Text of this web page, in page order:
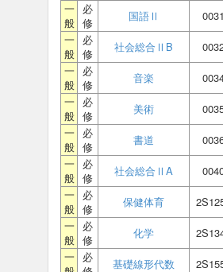
一
般
必
修
国語Ⅱ 0031
一
般
必
修
社会総合ⅡB
一
般
必
修
音楽
一
般
必
修
美術
一
般
必
修
書道
一
般
必
修
社会総合ⅡA
一
般
必
修
保健体育
一
般
必
修
化学
一
必
基礎線形代数